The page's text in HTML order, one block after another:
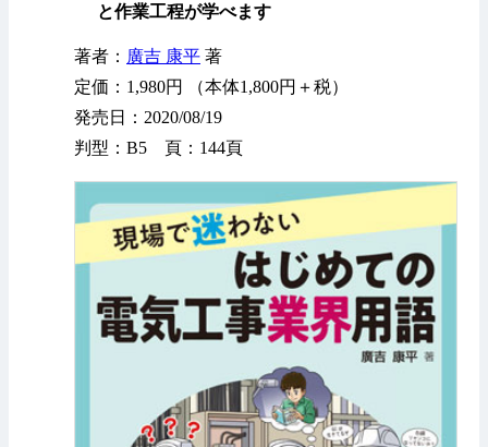
と作業工程が学べます
著者： 廣吉 康平 著
定価：1,980円 （本体1,800円＋税）
発売日：2020/08/19
判型：B5 頁：144頁